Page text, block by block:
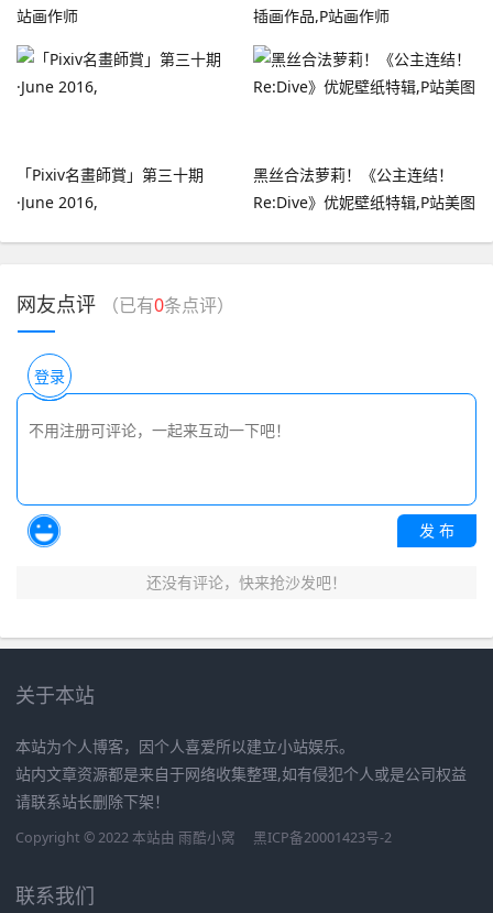
站画作师
插画作品,P站画作师
「Pixiv名畫師賞」第三十期
·June 2016,
黑丝合法萝莉！《公主连结！
Re:Dive》优妮壁纸特辑,P站美图
网友点评 （已有0条点评）
登录
发 布
还没有评论，快来抢沙发吧！
关于本站
本站为个人博客，因个人喜爱所以建立小站娱乐。
站内文章资源都是来自于网络收集整理,如有侵犯个人或是公司权益
请联系站长删除下架！
Copyright © 2022 本站由 雨酷小窝 黑ICP备20001423号-2
联系我们